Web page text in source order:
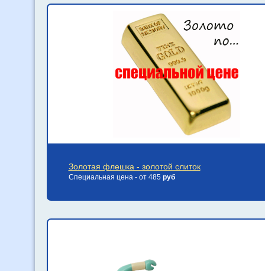
Золотая флешка - золотой слиток
Специальная цена - от 485 руб